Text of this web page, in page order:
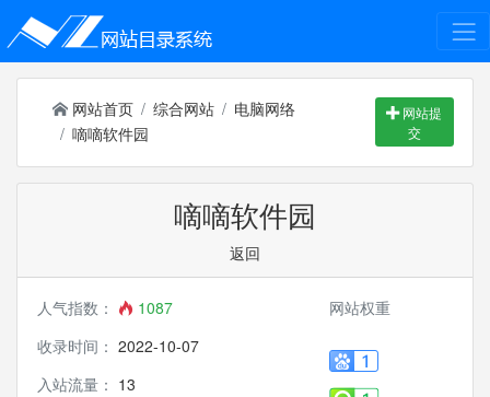
网站首页 综合网站
电脑网络
嘀嘀软件园
网站提
交
嘀嘀软件园
返回
人气指数：
1087
收录时间： 2022-10-07
入站流量： 13
网站权重